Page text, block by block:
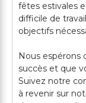
fêtes estivales
difficile de
objectifs
Nous espérons
succès et que
Suivez notre
à revenir sur